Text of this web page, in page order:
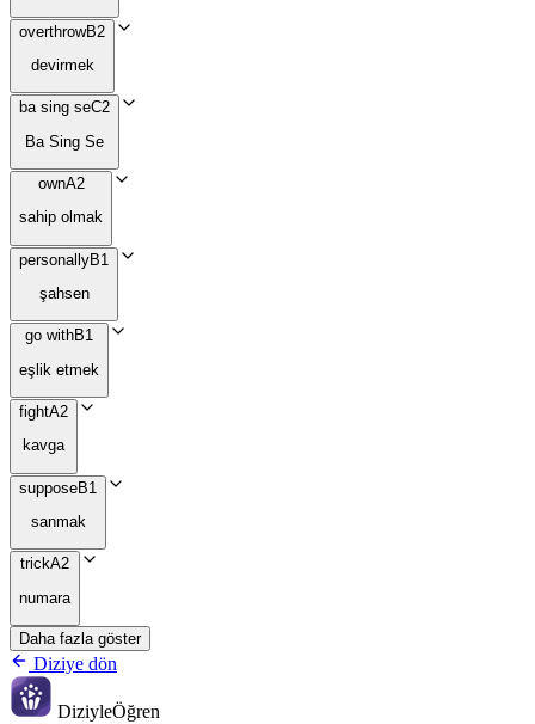
overthrowB2
devirmek
ba sing seC2
Ba Sing Se
ownA2
sahip olmak
personallyB1
şahsen
go withB1
eşlik etmek
fightA2
kavga
supposeB1
sanmak
trickA2
numara
Daha fazla göster
Diziye dön
DiziyleÖğren